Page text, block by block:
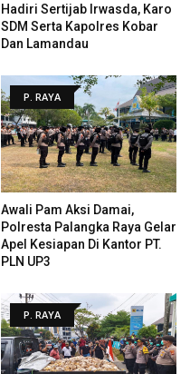
Hadiri Sertijab Irwasda, Karo
SDM Serta Kapolres Kobar
Dan Lamandau
P. RAYA
Awali Pam Aksi Damai,
Polresta Palangka Raya Gelar
Apel Kesiapan Di Kantor PT.
PLN UP3
P. RAYA